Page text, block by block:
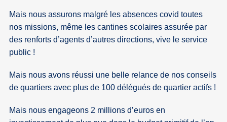
Mais nous assurons malgré les absences covid toutes
nos missions, même les cantines scolaires assurée par
des renforts d’agents d’autres directions, vive le service
public !
Mais nous avons réussi une belle relance de nos conseils
de quartiers avec plus de 100 délégués de quartier actifs !
Mais nous engageons 2 millions d’euros en